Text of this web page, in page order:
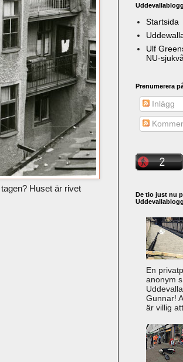
Huset är rivet
Startsida
Ulf
NU-
Prenumerera
Inlägg
De tio just nu
En
anonym
Gunnar!
är villig